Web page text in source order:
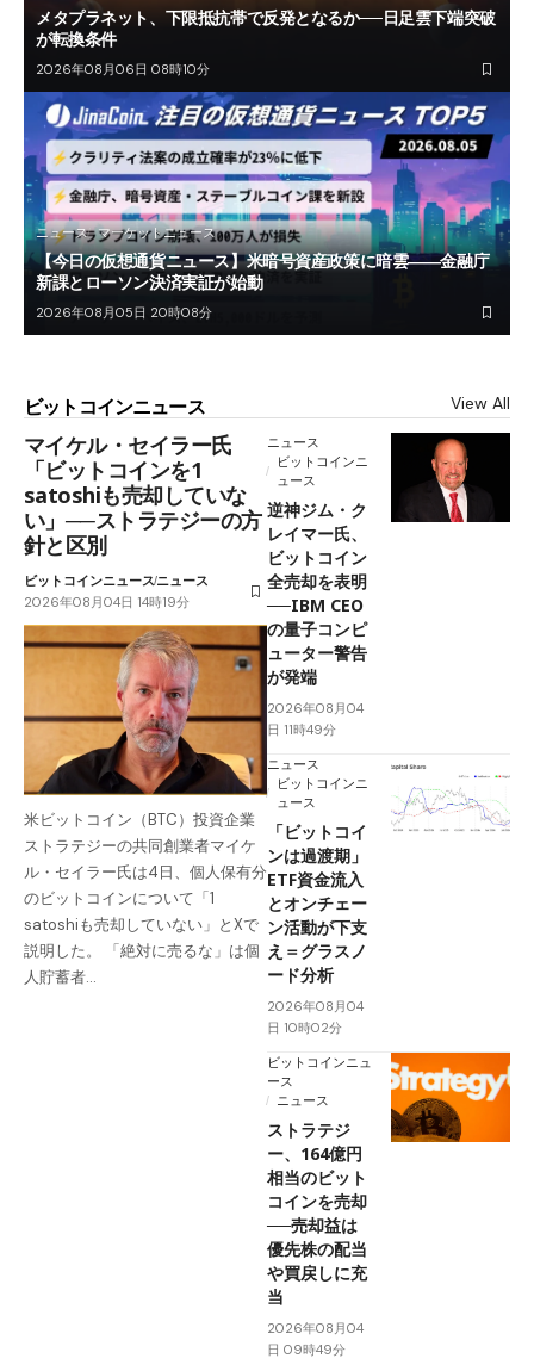
メタプラネット、下限抵抗帯で反発となるか──日足雲下端突破
が転換条件
2026年08月06日 08時10分
ニュース マーケットニュース
【今日の仮想通貨ニュース】米暗号資産政策に暗雲――金融庁
新課とローソン決済実証が始動
2026年08月05日 20時08分
ビットコインニュース View All
マイケル・セイラー氏
「ビットコインを1
satoshiも売却していな
い」──ストラテジーの方
針と区別
ビットコインニュースニュース
2026年08月04日 14時19分
米ビットコイン（BTC）投資企業
ストラテジーの共同創業者マイケ
ル・セイラー氏は4日、個人保有分
のビットコインについて「1
satoshiも売却していない」とXで
説明した。 「絶対に売るな」は個
人貯蓄者…
ニュース
ビットコインニ
ュース
逆神ジム・ク
レイマー氏、
ビットコイン
全売却を表明
──IBM CEO
の量子コンピ
ューター警告
が発端
2026年08月04
日 11時49分
ニュース
ビットコインニ
ュース
「ビットコイ
ンは過渡期」
ETF資金流入
とオンチェー
ン活動が下支
え＝グラスノ
ード分析
2026年08月04
日 10時02分
ビットコインニュ
ース
ニュース
ストラテジ
ー、164億円
相当のビット
コインを売却
──売却益は
優先株の配当
や買戻しに充
当
2026年08月04
日 09時49分